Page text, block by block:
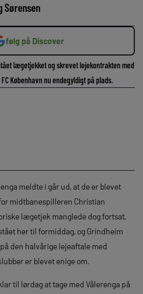
Sørensen
følg på Discover
lægetjekket og skrevet lejekontrakten med
København nu endegyldigt på plads.
meldte i går ud, at de er blevet
midtbanespilleren Christian
lægetjek manglede dog fortsat,
her til formiddag, og Grindheim
den halvårige lejeaftale med
er blevet enige om.
til lørdag at tage med Vålerenga på